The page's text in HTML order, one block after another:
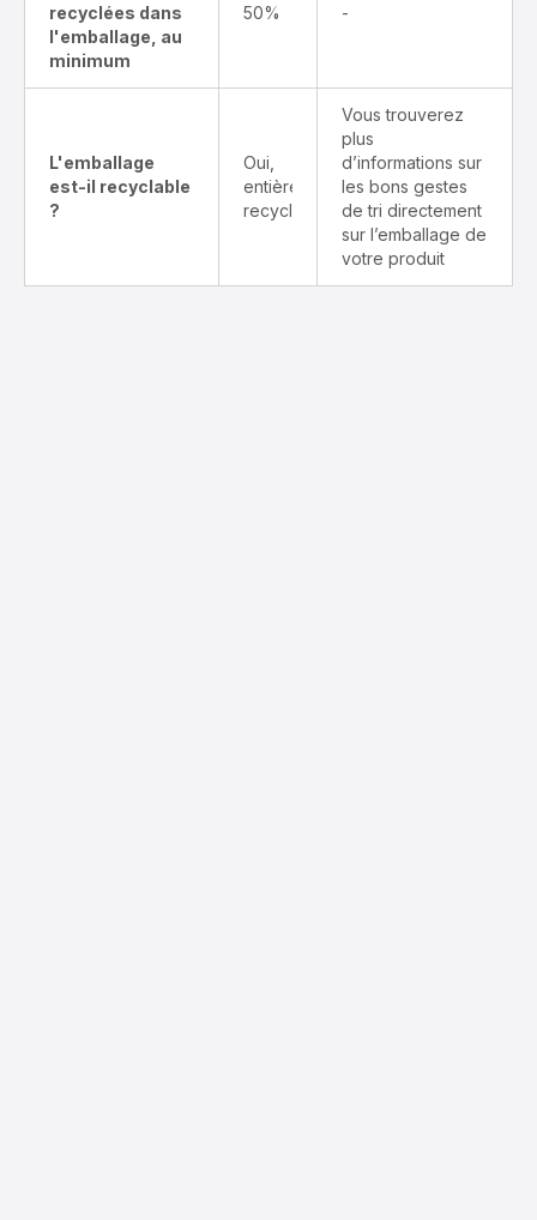
recyclées dans
l'emballage, au
minimum
50% -
L'emballage
est-il recyclable
?
Oui,
entièrement
recyclable
Vous trouverez
plus
d’informations sur
les bons gestes
de tri directement
sur l’emballage de
votre produit